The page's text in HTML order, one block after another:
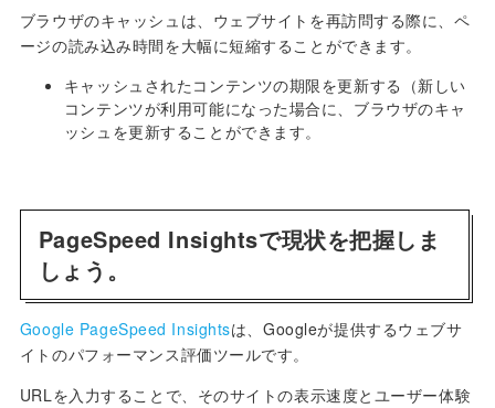
ブラウザのキャッシュは、ウェブサイトを再訪問する際に、ペ
ージの読み込み時間を大幅に短縮することができます。
キャッシュされたコンテンツの期限を更新する（新しい
コンテンツが利用可能になった場合に、ブラウザのキャ
ッシュを更新することができます。
PageSpeed Insightsで現状を把握しま
しょう。
Google PageSpeed Insightsは、Googleが提供するウェブサ
イトのパフォーマンス評価ツールです。
URLを入力することで、そのサイトの表示速度とユーザー体験